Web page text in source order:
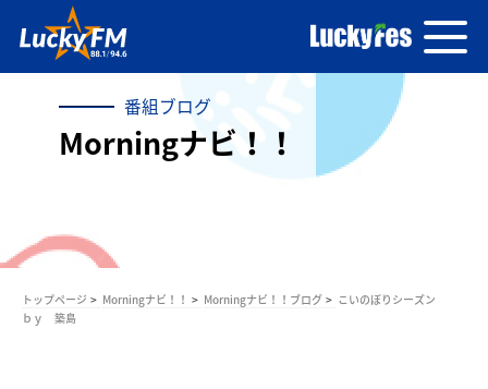
番組ブログ
Morningナビ！！
トップページ Morningナビ！！ Morningナビ！！ブログ
こいのぼりシーズン
ｂｙ 築島